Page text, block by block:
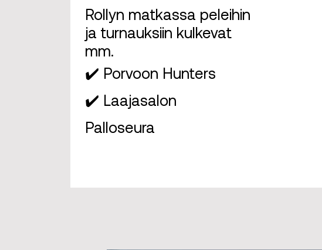
Rollyn matkassa peleihin
ja turnauksiin kulkevat
mm.
✔️ Porvoon Hunters
✔️ Laajasalon
Palloseura